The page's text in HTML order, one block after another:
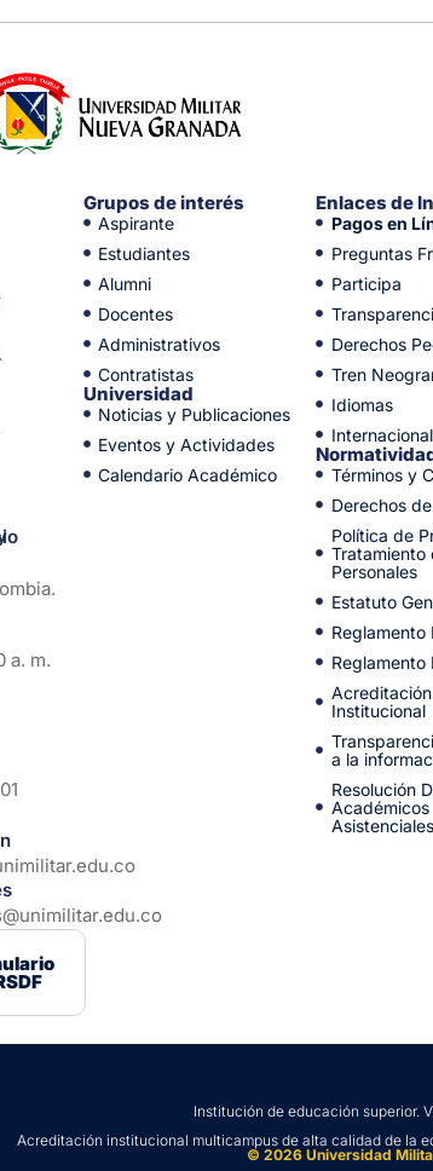
a. m.
Grupos de interés
Aspirante
Estudiantes
Alumni
Docentes
Administrativos
Contratistas
Universidad
Noticias y Publicaciones
Eventos y Actividades
Calendario Académico
Enlaces de
Pagos en
Preguntas
Participa
Derechos
Tren
Idiomas
Términos y
Derechos
Política de
Tratamiento
Personales
Estatuto
Reglamento
Reglamento
Acreditación
Institucional
a la
Resolución
Académicos
Institución de educación superior.
Acreditación institucional multicampus de alta calidad de la
© 2026 Universidad